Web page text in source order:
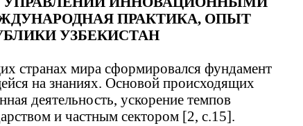
ПРАКТИКА, ОПЫТ
УЗБЕКИСТАН
странах мира сформировался фундамент
на знаниях. Основой происходящих
деятельность, ускорение темпов
и частным сектором [2, c.15].